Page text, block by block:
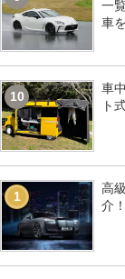
一
車
10
車
ト
1
高
介